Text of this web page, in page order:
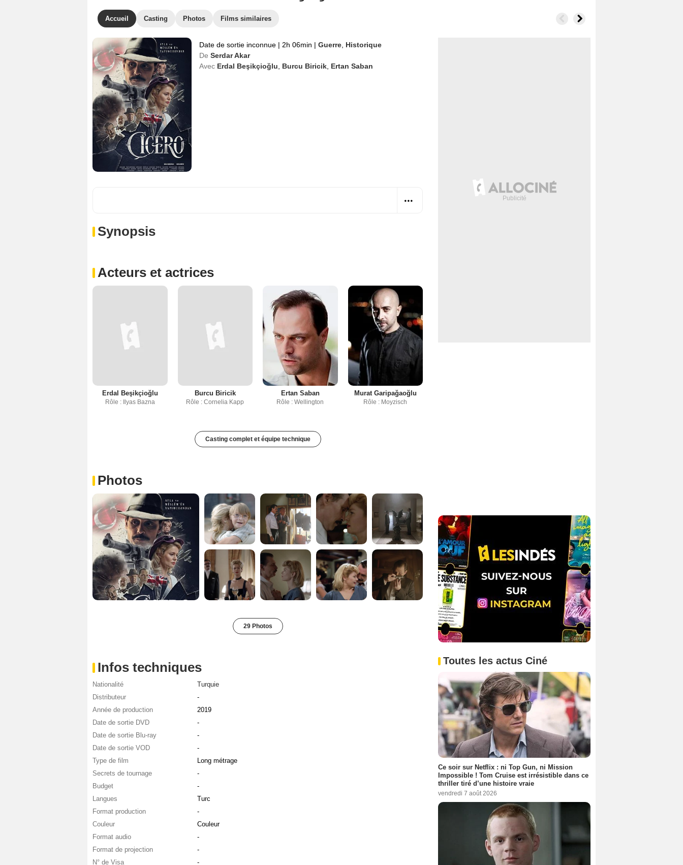
Accueil Casting Photos Films similaires
Date de sortie inconnue | 2h 06min | Guerre Historique
De Serdar Akar
Avec Erdal Beşikçioğlu Burcu Biricik Ertan Saban
Synopsis
Acteurs et actrices
Erdal Beşikçioğlu
Rôle : Ilyas Bazna
Burcu Biricik
Rôle : Cornelia Kapp
Ertan Saban
Rôle : Wellington
Murat Garipağaoğlu
Rôle : Moyzisch
Casting complet et équipe technique
Photos
29 Photos
Infos techniques
Nationalité
Turquie
Distributeur
-
Année de production
2019
Date de sortie DVD
-
Date de sortie Blu-ray
-
Date de sortie VOD
-
Type de film
Long métrage
Secrets de tournage
-
Budget
-
Langues
Turc
Format production
-
Couleur
Couleur
Format audio
-
Format de projection
-
N° de Visa
-
Toutes les actus Ciné
Ce soir sur Netflix : ni Top Gun, ni Mission
Impossible ! Tom Cruise est irrésistible dans ce
thriller tiré d’une histoire vraie
vendredi 7 août 2026